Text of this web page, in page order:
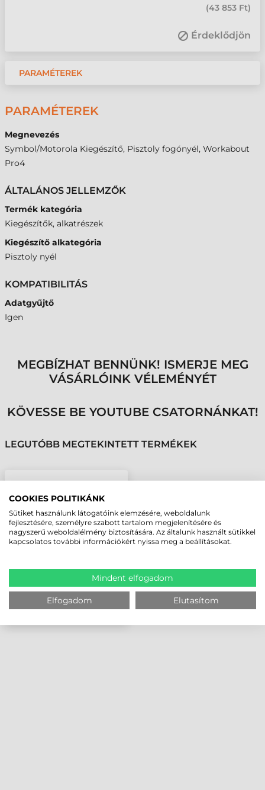
(43 853 Ft)
Érdeklődjön
PARAMÉTEREK
PARAMÉTEREK
Megnevezés
Symbol/Motorola Kiegészítő, Pisztoly fogónyél, Workabout
Pro4
ÁLTALÁNOS JELLEMZŐK
Termék kategória
Kiegészítők, alkatrészek
Kiegészítő alkategória
Pisztoly nyél
KOMPATIBILITÁS
Adatgyűjtő
Igen
MEGBÍZHAT BENNÜNK! ISMERJE MEG
VÁSÁRLÓINK VÉLEMÉNYÉT
KÖVESSE BE YOUTUBE CSATORNÁNKAT!
LEGUTÓBB MEGTEKINTETT TERMÉKEK
KIEGÉSZÍTŐ, PISZTOLY
WORKABOUT PRO4
COOKIES POLITIKÁNK
Sütiket használunk látogatóink elemzésére, weboldalunk
fejlesztésére, személyre szabott tartalom megjelenítésére és
nagyszerű weboldalélmény biztosítására. Az általunk használt sütikkel
kapcsolatos további információkért nyissa meg a beállításokat.
Mindent elfogadom
Elfogadom Elutasítom